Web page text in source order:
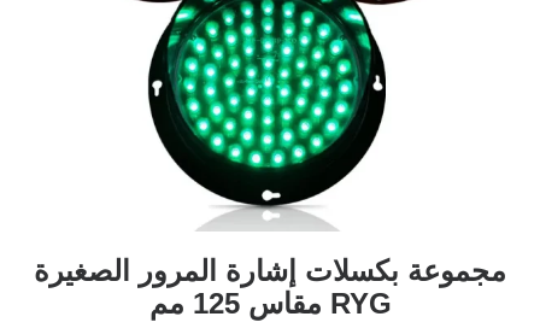
مجموعة بكسلات إشارة المرور الصغيرة
RYG مقاس 125 مم